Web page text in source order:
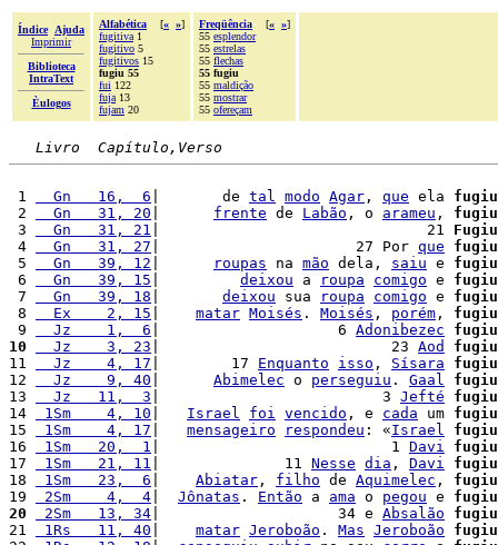
Índice
Ajuda
Imprimir
Biblioteca
IntraText
Èulogos
Alfabética [« »]
fugitiva 1
fugitivo 5
fugitivos 15
fugiu 55
fui 122
fuja 13
fujam 20
Freqüência [« »]
55 esplendor
55 estrelas
55 flechas
55 fugiu
55 maldição
55 mostrar
55 ofereçam
Livro  Capítulo,Verso
1
  Gn   16,  6
|       de tal modo Agar , que ela fugiu
2
  Gn   31, 20
frente de Labão , o arameu , fugiu
3
  Gn   31, 21
|                              21 Fugiu
4
  Gn   31, 27
|                      27 Por que
fugiu
5
  Gn   39, 12
roupas na mão dela, saiu e fugiu
6
  Gn   39, 15
deixou a roupa comigo e fugiu
7
  Gn   39, 18
deixou sua roupa comigo e fugiu
8
  Ex    2, 15
matar Moisés . Moisés , porém , fugiu
9
  Jz    1,  6
|                    6 Adonibezec
fugiu
10
  Jz    3, 23
|                          23 Aod
fugiu
11
  Jz    4, 17
|        17 Enquanto isso , Sísara
fugiu
12
  Jz    9, 40
Abimelec o perseguiu . Gaal
fugiu
13
  Jz   11,  3
|                         3 Jefté
fugiu
14
1Sm    4, 10 Israel foi vencido , e cada um fugiu
15
1Sm    4, 17 mensageiro respondeu : «Israel
fugiu
16
1Sm   20,  1 |                          1 Davi
fugiu
17
1Sm   21, 11 |              11 Nesse dia , Davi
fugiu
18
1Sm   23,  6 Abiatar , filho de Aquimelec , fugiu
19
2Sm    4,  4 Jônatas . Então a ama o pegou e fugiu
20
2Sm   13, 34 |                    34 e Absalão
fugiu
21
1Rs   11, 40 matar Jeroboão . Mas Jeroboão
fugiu